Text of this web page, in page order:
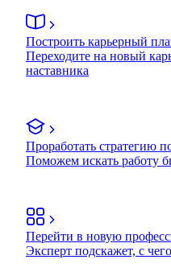
Построить карьерный
Переходите на новый
наставника
Проработать стратегию
Поможем искать работу
Перейти в новую
Эксперт подскажет, с